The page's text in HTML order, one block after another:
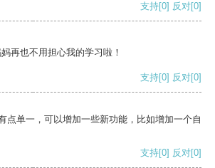
支持[0] 反对[0]
再也不用担心我的学习啦！
支持[0] 反对[0]
点单一，可以增加一些新功能，比如增加一个自
支持[0] 反对[0]